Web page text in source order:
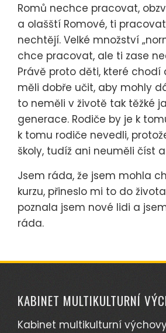
Romů nechce pracovat,
a olašští Romové, ti
nechtějí. Velké množství
chce pracovat, ale ti zase
Právě proto děti, které chodí
měli dobře učit, aby mohly
to neměli v životě tak těžké
generace. Rodiče by je k
k tomu rodiče nevedli,
školy, tudíž ani neuměli číst
Jsem ráda, že jsem mohla
kurzu, přineslo mi to do
poznala jsem nové lidi a
ráda.
KABINET MULTIKULTURNÍ
Kabinet multikulturní